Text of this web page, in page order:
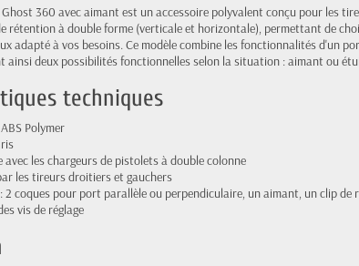
360 avec aimant est un accessoire polyvalent conçu pour les
rétention à double forme (verticale et horizontale), permettant de
adapté à vos besoins. Ce modèle combine les fonctionnalités d'un
ainsi deux possibilités fonctionnelles selon la situation : aimant ou
techniques
Polymer
avec les chargeurs de pistolets à double colonne
les tireurs droitiers et gauchers
2 coques pour port parallèle ou perpendiculaire, un aimant, un clip
vis de réglage